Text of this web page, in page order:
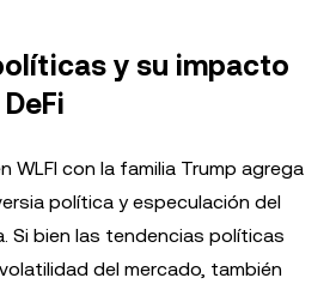
y su impacto
WLFI con la familia Trump agrega
política y especulación del
Si bien las tendencias políticas
del mercado, también